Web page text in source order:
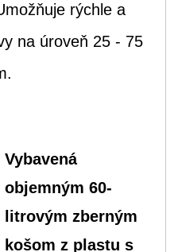
rýchle a
na úroveň 25 - 75
Vybavená
objemným 60-
litrovým zberným
košom z plastu s